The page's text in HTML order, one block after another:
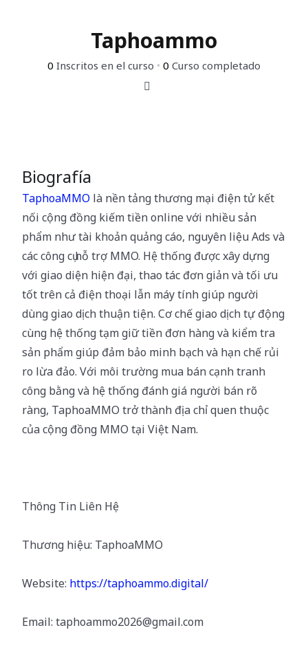
Taphoammo
0 Inscritos en el curso • 0 Curso completado
Biografía
TaphoaMMO là nền tảng thương mại điện tử kết
nối cộng đồng kiếm tiền online với nhiều sản
phẩm như tài khoản quảng cáo, nguyên liệu Ads và
các công cụ hỗ trợ MMO. Hệ thống được xây dựng
với giao diện hiện đại, thao tác đơn giản và tối ưu
tốt trên cả điện thoại lẫn máy tính giúp người
dùng giao dịch thuận tiện. Cơ chế giao dịch tự động
cùng hệ thống tạm giữ tiền đơn hàng và kiểm tra
sản phẩm giúp đảm bảo minh bạch và hạn chế rủi
ro lừa đảo. Với môi trường mua bán cạnh tranh
công bằng và hệ thống đánh giá người bán rõ
ràng, TaphoaMMO trở thành địa chỉ quen thuộc
của cộng đồng MMO tại Việt Nam.
Thông Tin Liên Hệ
Thương hiệu: TaphoaMMO
Website: https://taphoammo.digital/
Email: taphoammo2026@gmail.com